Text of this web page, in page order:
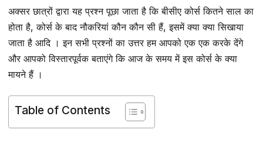
अक्सर छात्रों द्वारा यह प्रश्न पूछा जाता है कि बीसीए कोर्स कितने साल का
होता है, कोर्स के बाद नौकरियां कौन कौन सी हैं, इसमें क्या क्या सिखाया
जाता है आदि । इन सभी प्रश्नों का उत्तर हम आपको एक एक करके देंगे
और आपको विस्तारपूर्वक बताएंगे कि आज के समय में इस कोर्स के क्या
मायने हैं ।
Table of Contents